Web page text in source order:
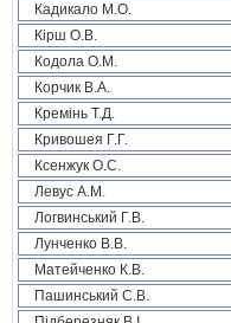
Кадикало М.О.
Кірш О.В.
Кодола О.М.
Корчик В.А.
Кремінь Т.Д.
Кривошея Г.Г.
Ксенжук О.С.
Левус А.М.
Логвинський Г.В.
Лунченко В.В.
Матейченко К.В.
Пашинський С.В.